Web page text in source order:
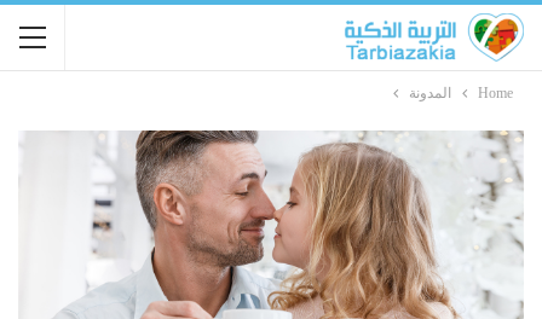
Home المدونة